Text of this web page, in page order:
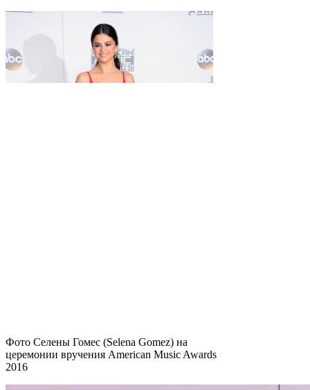
Фото Селены Гомес (Selena Gomez) на
церемонии вручения American Music Awards
2016